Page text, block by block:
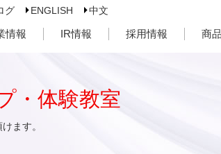
グ ENGLISH 中文
情報 IR情報 採用情報 商
・体験教室
ます。